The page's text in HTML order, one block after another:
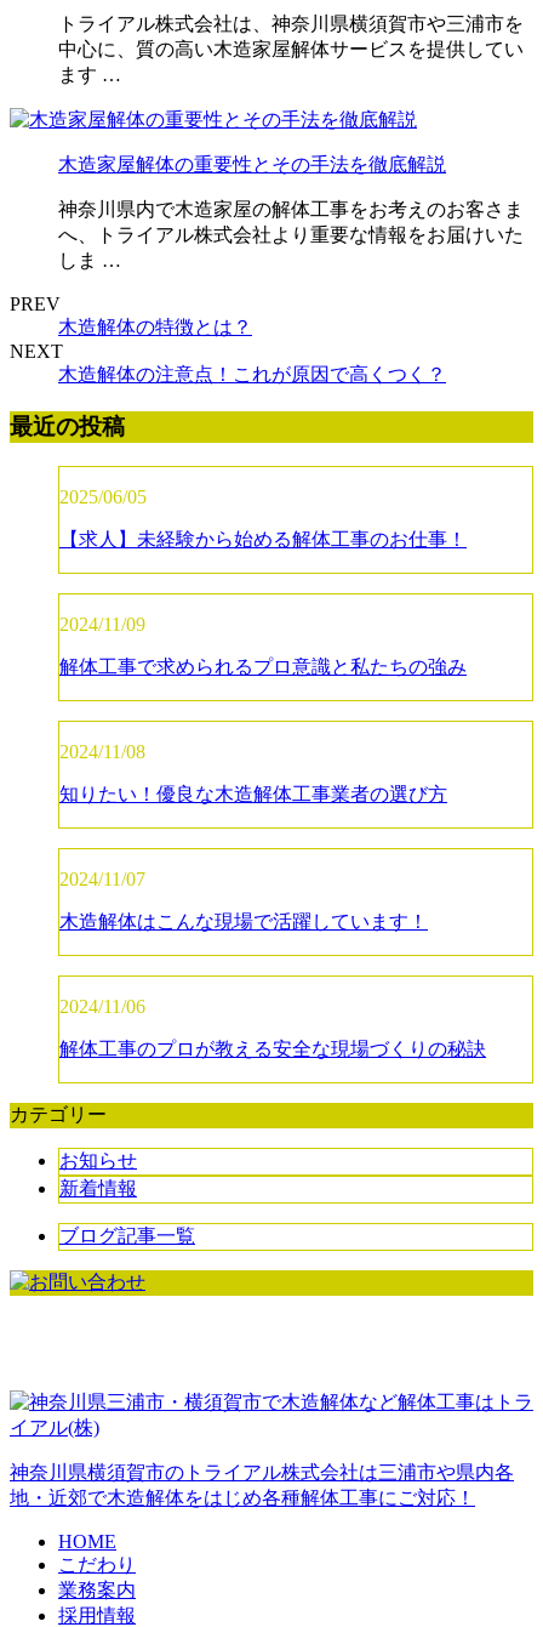
トライアル株式会社は、神奈川県横須賀市や三浦市を
中心に、質の高い木造家屋解体サービスを提供してい
ます …
木造家屋解体の重要性とその手法を徹底解説
神奈川県内で木造家屋の解体工事をお考えのお客さま
へ、トライアル株式会社より重要な情報をお届けいた
しま …
PREV
木造解体の特徴とは？
NEXT
木造解体の注意点！これが原因で高くつく？
最近の投稿
2025/06/05
【求人】未経験から始める解体工事のお仕事！
2024/11/09
解体工事で求められるプロ意識と私たちの強み
2024/11/08
知りたい！優良な木造解体工事業者の選び方
2024/11/07
木造解体はこんな現場で活躍しています！
2024/11/06
解体工事のプロが教える安全な現場づくりの秘訣
カテゴリー
お知らせ
新着情報
ブログ記事一覧
神奈川県横須賀市のトライアル株式会社は三浦市や県内各
地・近郊で木造解体をはじめ各種解体工事にご対応！
HOME
こだわり
業務案内
採用情報